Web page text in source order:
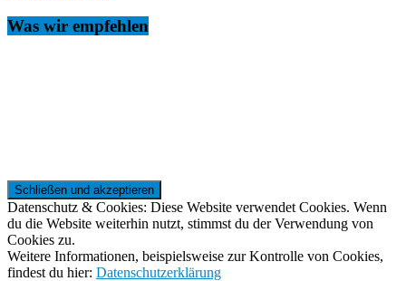
Was wir empfehlen
Datenschutz & Cookies: Diese Website verwendet Cookies. Wenn
du die Website weiterhin nutzt, stimmst du der Verwendung von
Cookies zu.
Weitere Informationen, beispielsweise zur Kontrolle von Cookies,
findest du hier: Datenschutzerklärung